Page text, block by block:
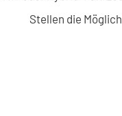
Stellen die